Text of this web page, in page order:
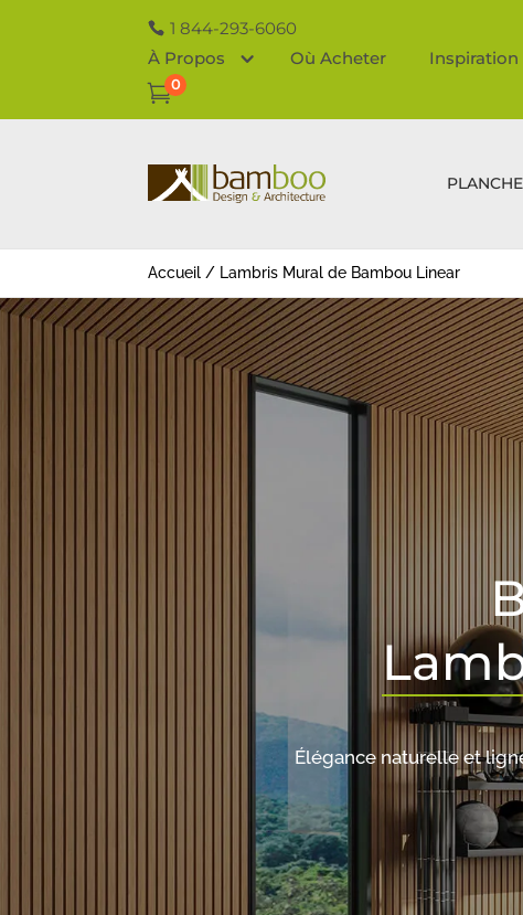
1 844-293-6060
À Propos
Où Acheter Inspiration
0
Accueil / Lambris Mural de Bambou Linear
Élégance naturelle et